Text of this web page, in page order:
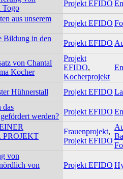
Togo
Projekt EFIDO
aus unserem
Projekt EFIDO
Bildung in den
Projekt EFIDO
von Chantal
Kocher
Projekt
EFIDO,
Kocherprojekt
Hühnerstall Projekt EFIDO
das
werden?
Projekt EFIDO
Frauenprojekt,
Projekt EFIDO
von
von
Projekt EFIDO